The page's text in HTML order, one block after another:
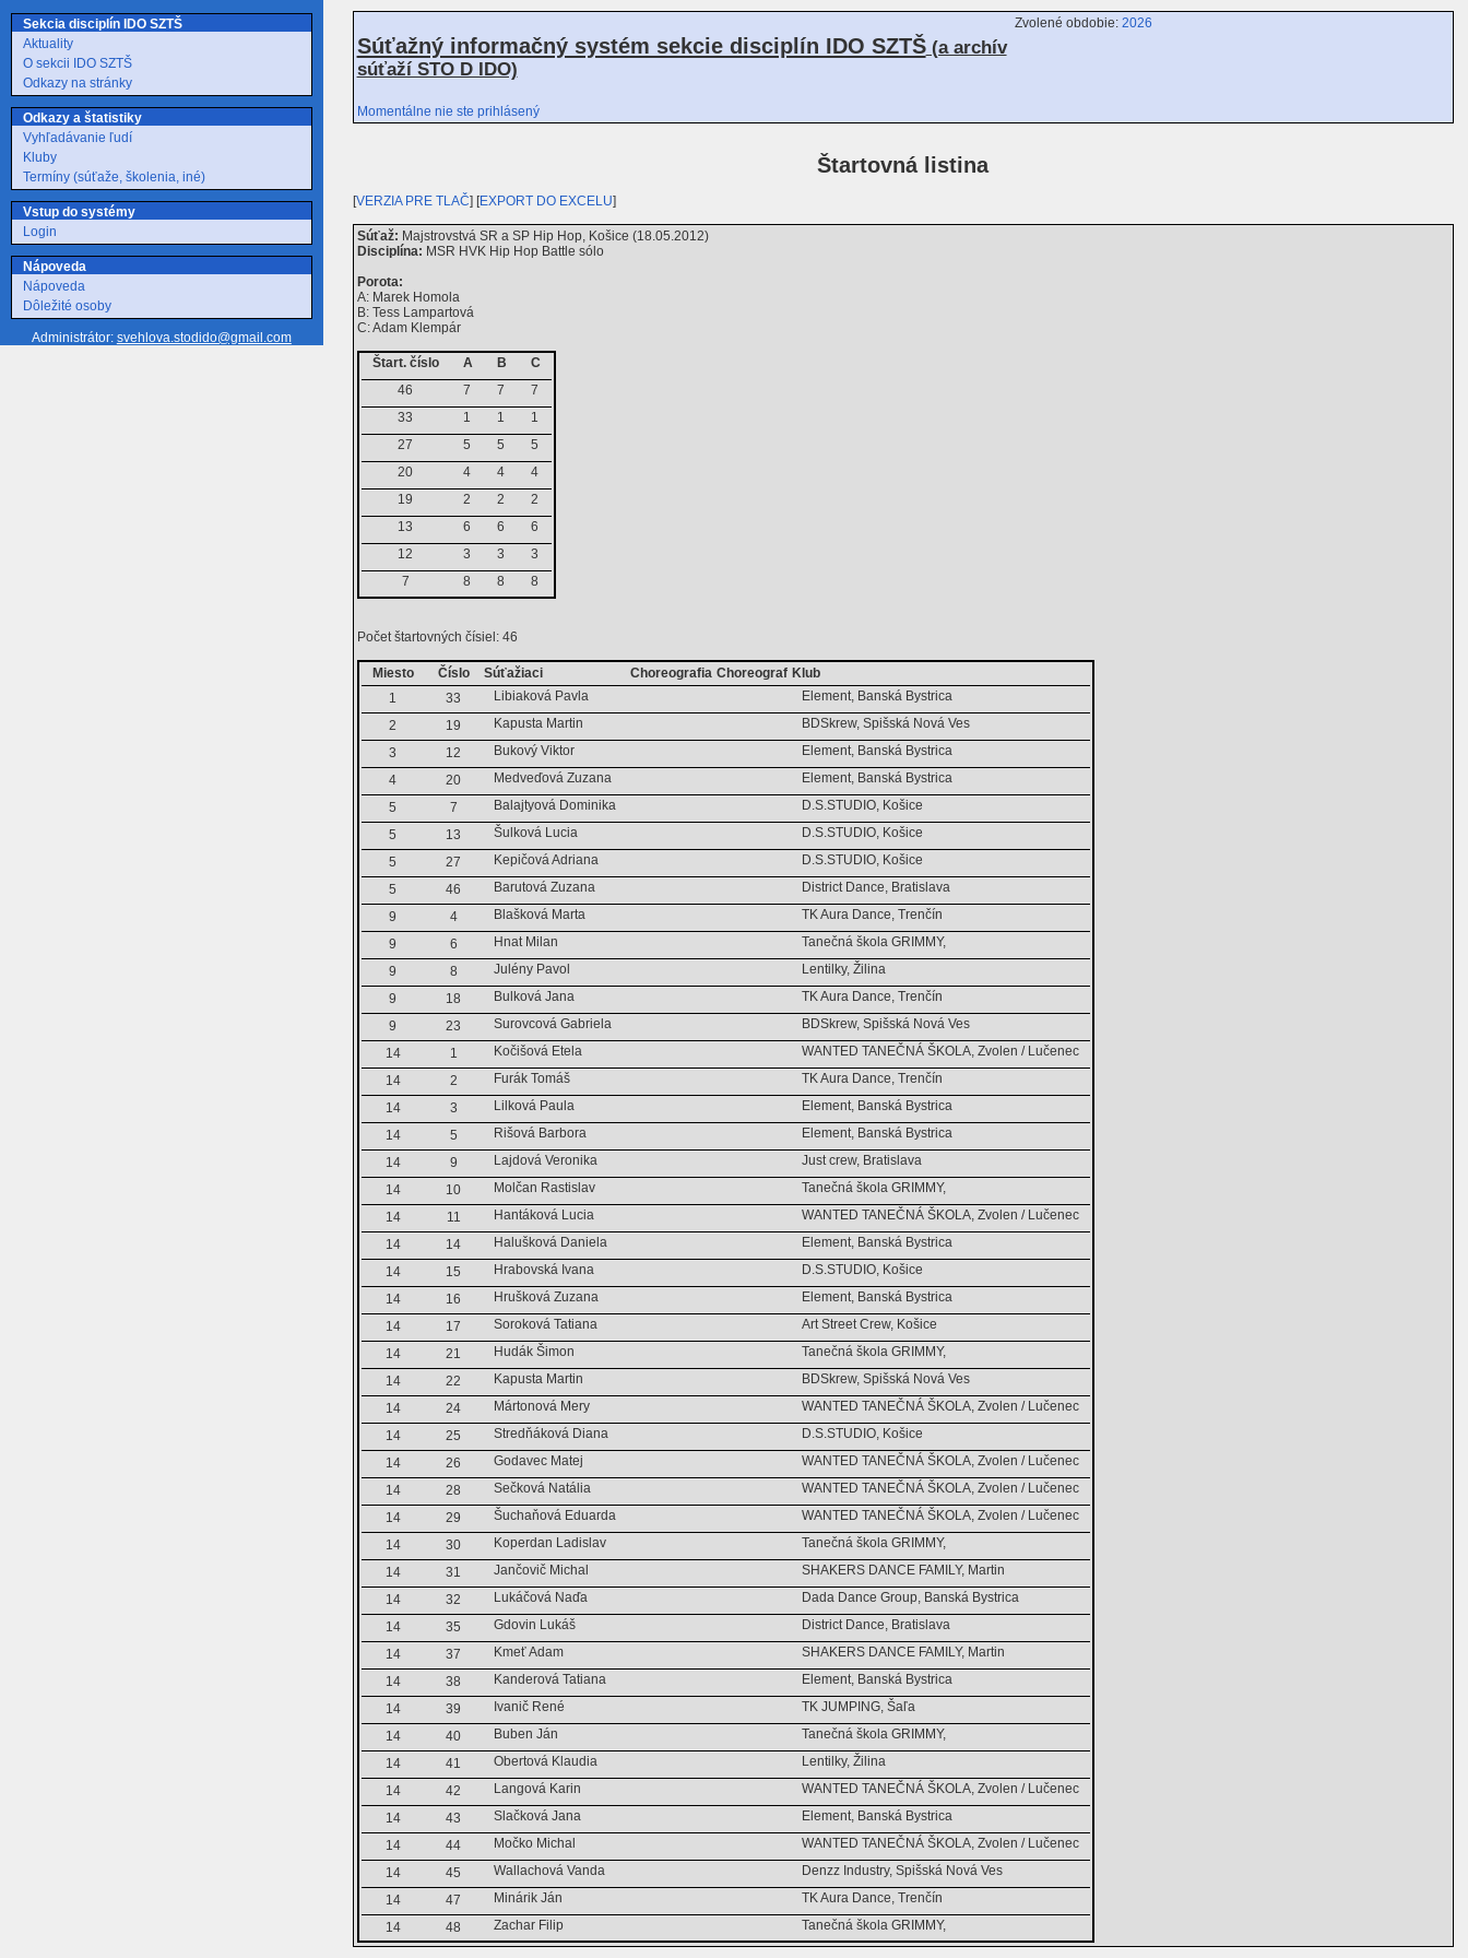
Sekcia disciplín IDO SZTŠ
Aktuality
O sekcii IDO SZTŠ
Odkazy na stránky
Odkazy a štatistiky
Vyhľadávanie ľudí
Kluby
Termíny (súťaže, školenia, iné)
Vstup do systémy
Login
Nápoveda
Nápoveda
Dôležité osoby
Administrátor: svehlova.stodido@gmail.com
Súťažný informačný systém sekcie disciplín IDO SZTŠ(a archív
súťaží STO D IDO)
Zvolené obdobie: 2026
Momentálne nie ste prihlásený
Štartovná listina
[VERZIA PRE TLAČ] [EXPORT DO EXCELU]
Súťaž: Majstrovstvá SR a SP Hip Hop, Košice (18.05.2012)
Disciplína: MSR HVK Hip Hop Battle sólo
Porota:
A: Marek Homola
B: Tess Lampartová
C: Adam Klempár
Štart. číslo A B
C
46
7 7
7
33
1 1
1
27
5 5
5
20
4 4
4
19
2 2
2
13
6 6
6
12
3 3
3
7
8 8 8
Počet štartovných čísiel: 46
Miesto Číslo Súťažiaci Choreografia Choreograf Klub
1
33 Libiaková Pavla
Element, Banská Bystrica
2
19 Kapusta Martin
BDSkrew, Spišská Nová Ves
3
12 Bukový Viktor
Element, Banská Bystrica
4
20 Medveďová Zuzana
Element, Banská Bystrica
5
7 Balajtyová Dominika
D.S.STUDIO, Košice
5
13 Šulková Lucia
D.S.STUDIO, Košice
5
27 Kepičová Adriana
D.S.STUDIO, Košice
5
46 Barutová Zuzana
District Dance, Bratislava
9
4 Blašková Marta
TK Aura Dance, Trenčín
9
6 Hnat Milan
Tanečná škola GRIMMY,
9
8 Julény Pavol
Lentilky, Žilina
9
18 Bulková Jana
TK Aura Dance, Trenčín
9
23 Surovcová Gabriela
BDSkrew, Spišská Nová Ves
14
1 Kočišová Etela
WANTED TANEČNÁ ŠKOLA, Zvolen / Lučenec
14
2 Furák Tomáš
TK Aura Dance, Trenčín
14
3 Lilková Paula
Element, Banská Bystrica
14
5 Rišová Barbora
Element, Banská Bystrica
14
9 Lajdová Veronika
Just crew, Bratislava
14
10 Molčan Rastislav
Tanečná škola GRIMMY,
14
11 Hantáková Lucia
WANTED TANEČNÁ ŠKOLA, Zvolen / Lučenec
14
14 Halušková Daniela
Element, Banská Bystrica
14
15 Hrabovská Ivana
D.S.STUDIO, Košice
14
16 Hrušková Zuzana
Element, Banská Bystrica
14
17 Soroková Tatiana
Art Street Crew, Košice
14
21 Hudák Šimon
Tanečná škola GRIMMY,
14
22 Kapusta Martin
BDSkrew, Spišská Nová Ves
14
24 Mártonová Mery
WANTED TANEČNÁ ŠKOLA, Zvolen / Lučenec
14
25 Stredňáková Diana
D.S.STUDIO, Košice
14
26 Godavec Matej
WANTED TANEČNÁ ŠKOLA, Zvolen / Lučenec
14
28 Sečková Natália
WANTED TANEČNÁ ŠKOLA, Zvolen / Lučenec
14
29 Šuchaňová Eduarda
WANTED TANEČNÁ ŠKOLA, Zvolen / Lučenec
14
30 Koperdan Ladislav
Tanečná škola GRIMMY,
14
31 Jančovič Michal
SHAKERS DANCE FAMILY, Martin
14
32 Lukáčová Naďa
Dada Dance Group, Banská Bystrica
14
35 Gdovin Lukáš
District Dance, Bratislava
14
37 Kmeť Adam
SHAKERS DANCE FAMILY, Martin
14
38 Kanderová Tatiana
Element, Banská Bystrica
14
39 Ivanič René
TK JUMPING, Šaľa
14
40 Buben Ján
Tanečná škola GRIMMY,
14
41 Obertová Klaudia
Lentilky, Žilina
14
42 Langová Karin
WANTED TANEČNÁ ŠKOLA, Zvolen / Lučenec
14
43 Slačková Jana
Element, Banská Bystrica
14
44 Močko Michal
WANTED TANEČNÁ ŠKOLA, Zvolen / Lučenec
14
45 Wallachová Vanda
Denzz Industry, Spišská Nová Ves
14
47 Minárik Ján
TK Aura Dance, Trenčín
14
48 Zachar Filip Tanečná škola GRIMMY,